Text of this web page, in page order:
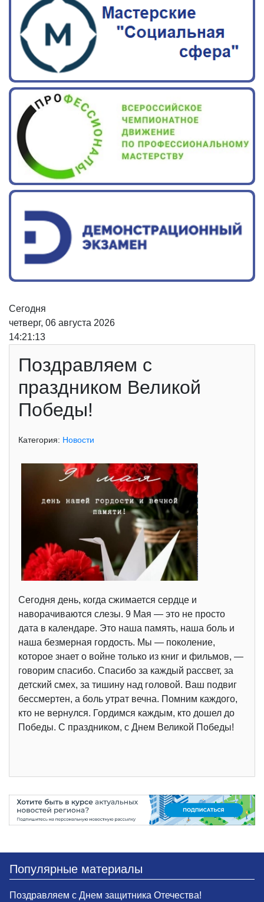
Сегодня
четверг, 06 августа 2026
14:21:13
Поздравляем с
праздником Великой
Победы!
Категория: Новости
Сегодня день, когда сжимается сердце и
наворачиваются слезы. 9 Мая — это не просто
дата в календаре. Это наша память, наша боль и
наша безмерная гордость. Мы — поколение,
которое знает о войне только из книг и фильмов, —
говорим спасибо. Спасибо за каждый рассвет, за
детский смех, за тишину над головой. Ваш подвиг
бессмертен, а боль утрат вечна. Помним каждого,
кто не вернулся. Гордимся каждым, кто дошел до
Победы. С праздником, с Днем Великой Победы!
Популярные материалы
Поздравляем с Днем защитника Отечества!